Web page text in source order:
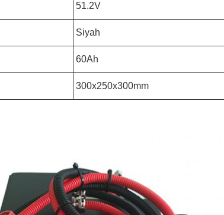
51.2V
Siyah
60Ah
300x250x300mm